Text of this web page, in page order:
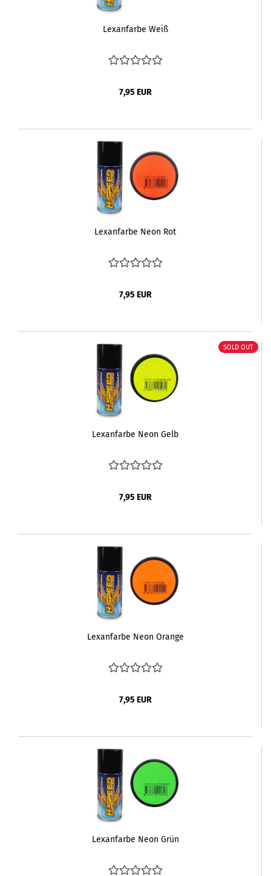
Lexanfarbe Weiß
7,95 EUR
Lexanfarbe Neon Rot
7,95 EUR
SOLD OUT
Lexanfarbe Neon Gelb
7,95 EUR
Lexanfarbe Neon Orange
7,95 EUR
Lexanfarbe Neon Grün